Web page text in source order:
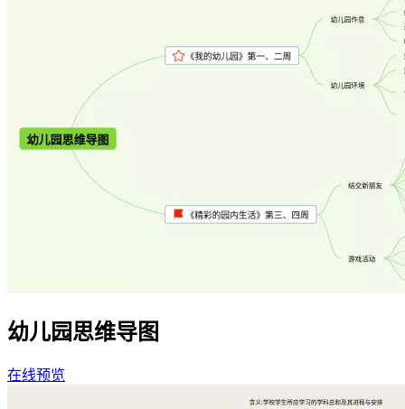
幼儿园思维导图
在线预览